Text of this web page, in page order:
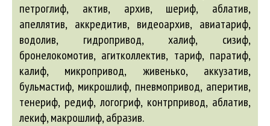
петроглиф, актив, архив, шериф, аблатив,
апеллятив, аккредитив, видеоархив, авиатариф,
водолив, гидропривод, халиф, сизиф,
бронелокомотив, агитколлектив, тариф, паратиф,
калиф, микропривод, живенько, аккузатив,
бульмастиф, микрошлиф, пневмопривод, аперитив,
тенериф, редиф, логогриф, контрпривод, аблатив,
лекиф, макрошлиф,абразив.